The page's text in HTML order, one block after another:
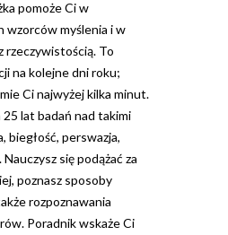
pomoże Ci w
myślenia i w
rzeczywistością. To
na kolejne dni roku;
Ci najwyżej kilka minut.
lat badań nad takimi
biegłość, perswazja,
się podążać za
poznasz sposoby
rozpoznawania
Poradnik wskaże Ci